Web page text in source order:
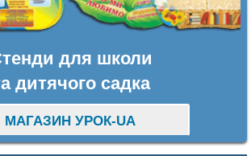
для школи
дитячого садка
МАГАЗИН УРОК-UA